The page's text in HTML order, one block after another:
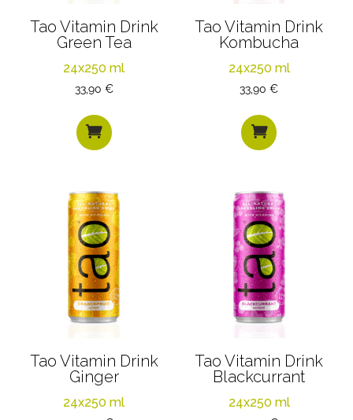
Tao Vitamin Drink
Green Tea
24x250 ml
33,90 €

Tao Vitamin Drink
Kombucha
24x250 ml
33,90€

Tao Vitamin Drink
Ginger
24x250 ml
Tao Vitamin Drink
Blackcurrant
24x250 ml